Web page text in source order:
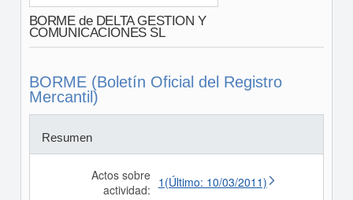
BORME de DELTA GESTION Y
COMUNICACIONES SL
BORME (Boletín Oficial del Registro
Mercantil)
Resumen
Actos sobre
actividad: 1(Último: 10/03/2011)